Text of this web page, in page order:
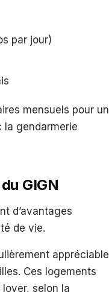
par jour)
mensuels pour un
la gendarmerie
GIGN
d’avantages
de vie.
appréciable
Ces logements
selon la